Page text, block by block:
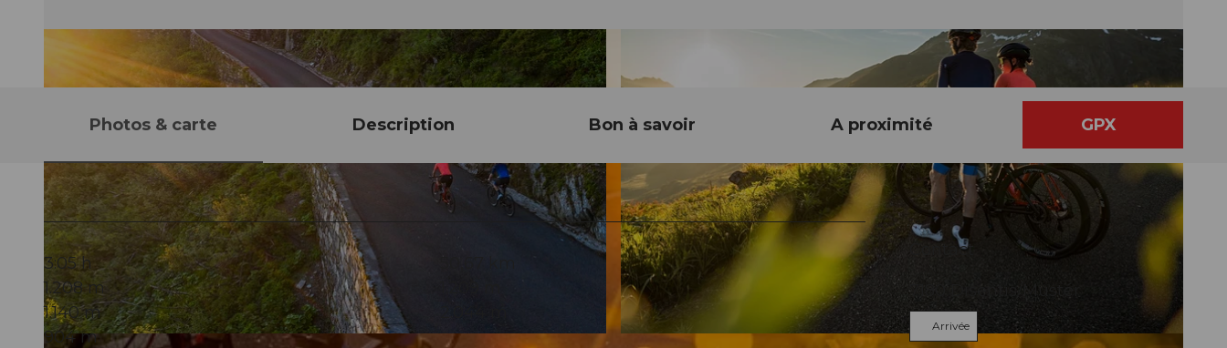
© WOM Medien GmbH Andreas Meyer, Graubünden Ferien
Photos & carte Description Bon à savoir A proximité GPX
3:05 h
1.208 m
1.140 m
904 m
Contact
7180
Arrivée